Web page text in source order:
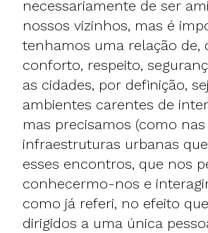
necessariamente de ser
nossos vizinhos, mas é
tenhamos uma relação de,
conforto, respeito,
as cidades, por definição,
ambientes carentes de
mas precisamos (como nas
infraestruturas urbanas
esses encontros, que nos
conhecermo-nos e
como já referi, no efeito
dirigidos a uma única